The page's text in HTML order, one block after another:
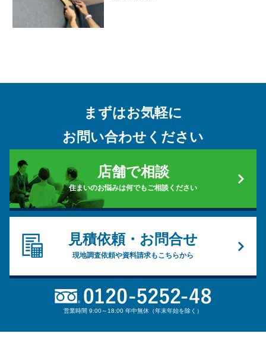
まずはお気軽に
お問い合わせください
店舗で相談
住まいのお悩みは何でもご相談ください
見積依頼・お問合せ
現地調査依頼や資料請求もこちらから
営業時間 9:00～18:00 年中無休（年末年始を除く）